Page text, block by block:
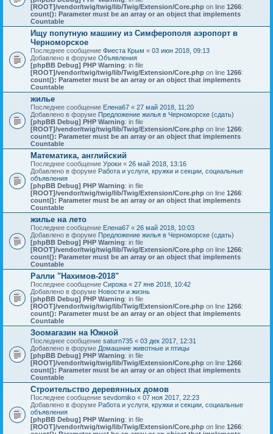
[ROOT]/vendor/twig/twig/lib/Twig/Extension/Core.php on line 1266:
count(): Parameter must be an array or an object that implements
Countable
Ищу попутную машину из Симферополя аэропорт в
Черноморское
Последнее сообщение Фиеста Крым « 03 июн 2018, 09:13
Добавлено в форуме Объявления
[phpBB Debug] PHP Warning: in file
[ROOT]/vendor/twig/twig/lib/Twig/Extension/Core.php on line 1266:
count(): Parameter must be an array or an object that implements
Countable
жилье
Последнее сообщение Елена67 « 27 май 2018, 11:20
Добавлено в форуме Предложение жилья в Черноморске (сдать)
[phpBB Debug] PHP Warning: in file
[ROOT]/vendor/twig/twig/lib/Twig/Extension/Core.php on line 1266:
count(): Parameter must be an array or an object that implements
Countable
Математика, английский
Последнее сообщение Уроки « 26 май 2018, 13:16
Добавлено в форуме Работа и услуги, кружки и секции, социальные
объявления
[phpBB Debug] PHP Warning: in file
[ROOT]/vendor/twig/twig/lib/Twig/Extension/Core.php on line 1266:
count(): Parameter must be an array or an object that implements
Countable
жилье на лето
Последнее сообщение Елена67 « 26 май 2018, 10:03
Добавлено в форуме Предложение жилья в Черноморске (сдать)
[phpBB Debug] PHP Warning: in file
[ROOT]/vendor/twig/twig/lib/Twig/Extension/Core.php on line 1266:
count(): Parameter must be an array or an object that implements
Countable
Ралли "Нахимов-2018"
Последнее сообщение Сирожа « 27 янв 2018, 10:42
Добавлено в форуме Новости и жизнь
[phpBB Debug] PHP Warning: in file
[ROOT]/vendor/twig/twig/lib/Twig/Extension/Core.php on line 1266:
count(): Parameter must be an array or an object that implements
Countable
Зоомагазин на Южной
Последнее сообщение saturn735 « 03 дек 2017, 12:31
Добавлено в форуме Домашние животные и птицы
[phpBB Debug] PHP Warning: in file
[ROOT]/vendor/twig/twig/lib/Twig/Extension/Core.php on line 1266:
count(): Parameter must be an array or an object that implements
Countable
Строительство деревянных домов
Последнее сообщение sevdomiko « 07 ноя 2017, 22:23
Добавлено в форуме Работа и услуги, кружки и секции, социальные
объявления
[phpBB Debug] PHP Warning: in file
[ROOT]/vendor/twig/twig/lib/Twig/Extension/Core.php on line 1266: